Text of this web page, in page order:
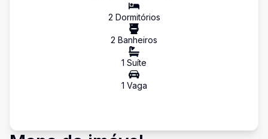
2 Dormitórios
2 Banheiros
1 Suíte
1 Vaga